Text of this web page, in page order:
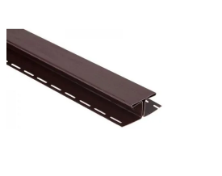
избранное сравнить